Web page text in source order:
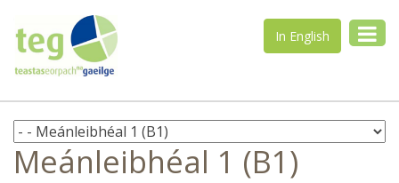
In English
Meánleibhéal 1 (B1)